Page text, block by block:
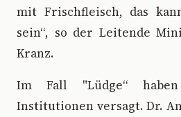
mit Frischfleisch, das
sein“, so der Leitende
Kranz.
Im Fall "Lüdge“
Institutionen versagt. Dr.